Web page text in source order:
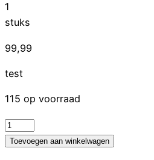
1
stuks
99,99
test
115 op voorraad
test
aantal
Toevoegen aan winkelwagen